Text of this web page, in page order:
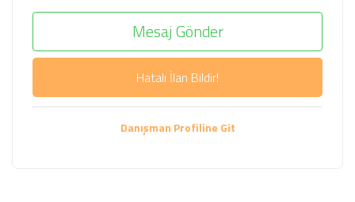
Mesaj Gönder
Hatalı İlan Bildir!
Danışman Profiline Git